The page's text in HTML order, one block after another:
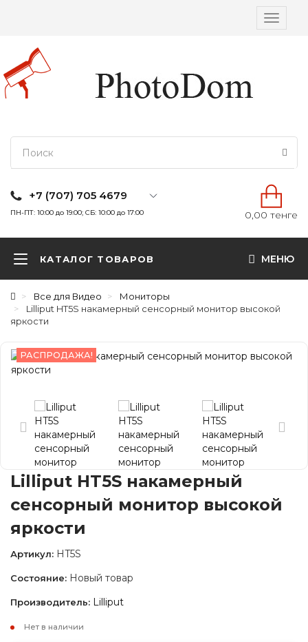
Вкл/
+7 (707) 705 4679
ПН-ПТ: 10:00 до 19:00; СБ: 10:00 до 17:00 0,00 тенге
КАТАЛОГ ТОВАРОВ МЕНЮ
Все для Видео
Мониторы
Lilliput HT5S накамерный сенсорный монитор высокой
яркости
РАСПРОДАЖА!
Lilliput HT5S накамерный
сенсорный монитор высокой
яркости
Артикул: HT5S
Состояние: Новый товар
Производитель: Lilliput
Нет в наличии